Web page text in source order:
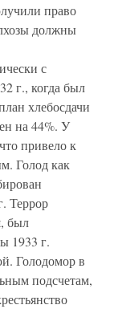
право
должны
с
г., когда был
хлебосдачи
на 44%. У
привело к
Голод как
Террор
был
1933 г.
Голодомор в
подсчетам,